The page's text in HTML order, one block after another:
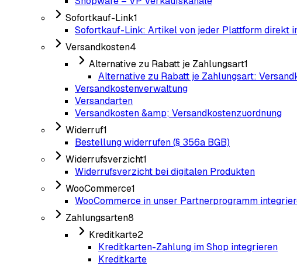
Sofortkauf-Link1
Sofortkauf-Link: Artikel von jeder Plattform direkt
Versandkosten4
Alternative zu Rabatt je Zahlungsart1
Alternative zu Rabatt je Zahlungsart:
Versandkostenverwaltung
Versandarten
Versandkosten &amp; Versandkostenzuordnung
Widerruf1
Bestellung widerrufen (§ 356a BGB)
Widerrufsverzicht1
Widerrufsverzicht bei digitalen Produkten
WooCommerce1
WooCommerce in unser Partnerprogramm
Zahlungsarten8
Kreditkarte2
Kreditkarten-Zahlung im Shop integrieren
Kreditkarte